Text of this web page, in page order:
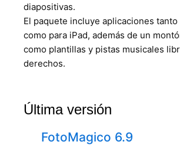
diapositivas.
El paquete incluye aplicaciones tanto
como para iPad, además de un
como plantillas y pistas musicales
derechos.
Última versión
FotoMagico 6.9